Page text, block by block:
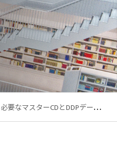
DDPデータの作成方法をマスターしよう！